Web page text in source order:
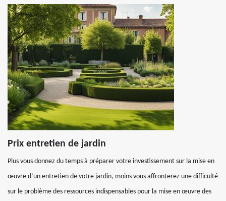
Prix entretien de jardin
Plus vous donnez du temps à préparer votre investissement sur la mise en
œuvre d’un entretien de votre jardin, moins vous affronterez une difficulté
sur le problème des ressources indispensables pour la mise en œuvre des